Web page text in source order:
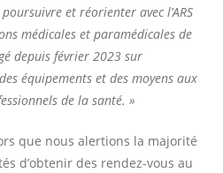
et réorienter avec l’ARS
médicales et paramédicales de
depuis février 2023 sur
équipements et des moyens aux
de la santé. »
que nous alertions la majorité
d’obtenir des rendez-vous au